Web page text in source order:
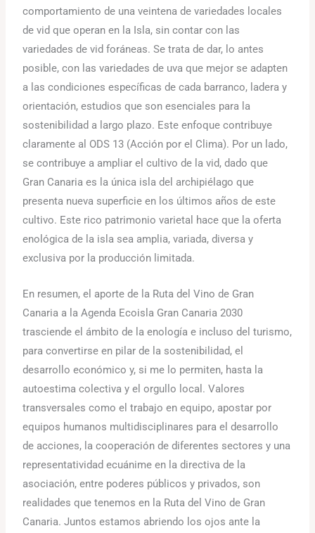
comportamiento de una veintena de variedades locales
de vid que operan en la Isla, sin contar con las
variedades de vid foráneas. Se trata de dar, lo antes
posible, con las variedades de uva que mejor se adapten
a las condiciones específicas de cada barranco, ladera y
orientación, estudios que son esenciales para la
sostenibilidad a largo plazo. Este enfoque contribuye
claramente al ODS 13 (Acción por el Clima). Por un lado,
se contribuye a ampliar el cultivo de la vid, dado que
Gran Canaria es la única isla del archipiélago que
presenta nueva superficie en los últimos años de este
cultivo. Este rico patrimonio varietal hace que la oferta
enológica de la isla sea amplia, variada, diversa y
exclusiva por la producción limitada.
En resumen, el aporte de la Ruta del Vino de Gran
Canaria a la Agenda Ecoisla Gran Canaria 2030
trasciende el ámbito de la enología e incluso del turismo,
para convertirse en pilar de la sostenibilidad, el
desarrollo económico y, si me lo permiten, hasta la
autoestima colectiva y el orgullo local. Valores
transversales como el trabajo en equipo, apostar por
equipos humanos multidisciplinares para el desarrollo
de acciones, la cooperación de diferentes sectores y una
representatividad ecuánime en la directiva de la
asociación, entre poderes públicos y privados, son
realidades que tenemos en la Ruta del Vino de Gran
Canaria. Juntos estamos abriendo los ojos ante la